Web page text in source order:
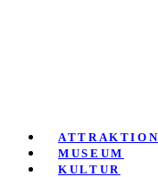
MUSEUM
KULTUR